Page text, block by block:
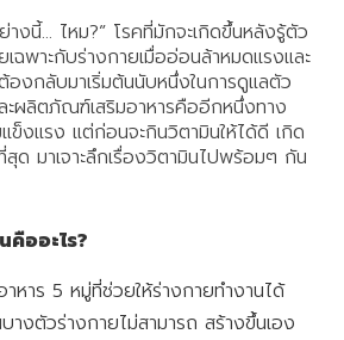
งนี้… ไหม?” โรคที่มักจะเกิดขึ้นหลังรู้ตัว
ฉพาะกับร่างกายเมื่ออ่อนล้าหมดแรงและ
งกลับมาเริ่มต้นนับหนึ่งในการดูแลตัว
ะผลิตภัณฑ์เสริมอาหารคืออีกหนึ่งทาง
ข็งแรง แต่ก่อนจะกินวิตามินให้ได้ดี เกิด
ด มาเจาะลึกเรื่องวิตามินไปพร้อมๆ กัน
คืออะไร?
หาร 5 หมู่ที่ช่วยให้ร่างกายทำงานได้
งตัวร่างกายไม่สามารถ สร้างขึ้นเอง